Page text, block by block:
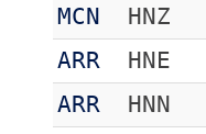
MCN HNZ
ARR
HNE
ARR
HNN